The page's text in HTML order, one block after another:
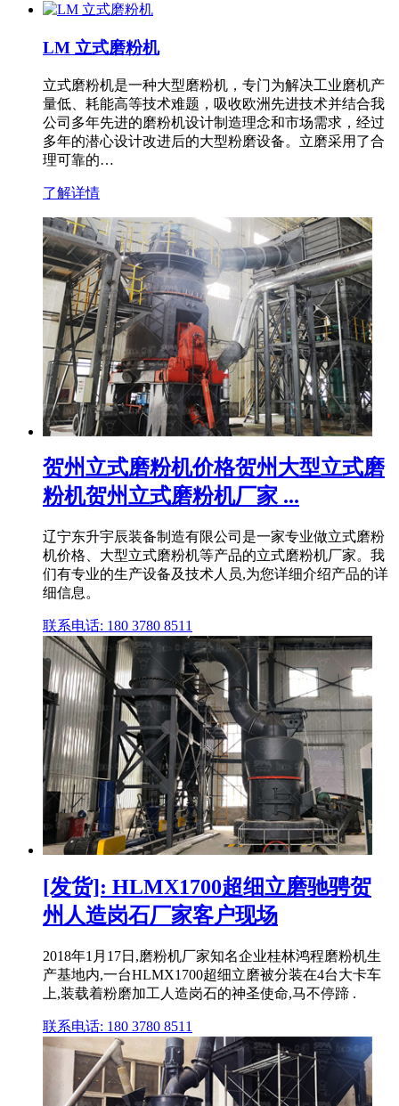
LM 立式磨粉机
立式磨粉机是一种大型磨粉机，专门为解决工业磨机产
量低、耗能高等技术难题，吸收欧洲先进技术并结合我
公司多年先进的磨粉机设计制造理念和市场需求，经过
多年的潜心设计改进后的大型粉磨设备。立磨采用了合
理可靠的…
了解详情
贺州立式磨粉机价格贺州大型立式磨
粉机贺州立式磨粉机厂家 ...
辽宁东升宇辰装备制造有限公司是一家专业做立式磨粉
机价格、大型立式磨粉机等产品的立式磨粉机厂家。我
们有专业的生产设备及技术人员,为您详细介绍产品的详
细信息。
联系电话: 180 3780 8511
[发货]: HLMX1700超细立磨驰骋贺
州人造岗石厂家客户现场
2018年1月17日,磨粉机厂家知名企业桂林鸿程磨粉机生
产基地内,一台HLMX1700超细立磨被分装在4台大卡车
上,装载着粉磨加工人造岗石的神圣使命,马不停蹄 .
联系电话: 180 3780 8511